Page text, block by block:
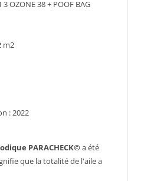
OZONE 38 + POOF BAG
m2
: 2022
PARACHECK©a été
que la totalité de l'aile a